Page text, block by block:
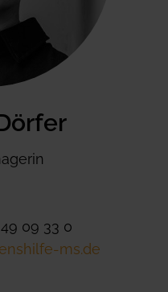
09 33 0
ms.de